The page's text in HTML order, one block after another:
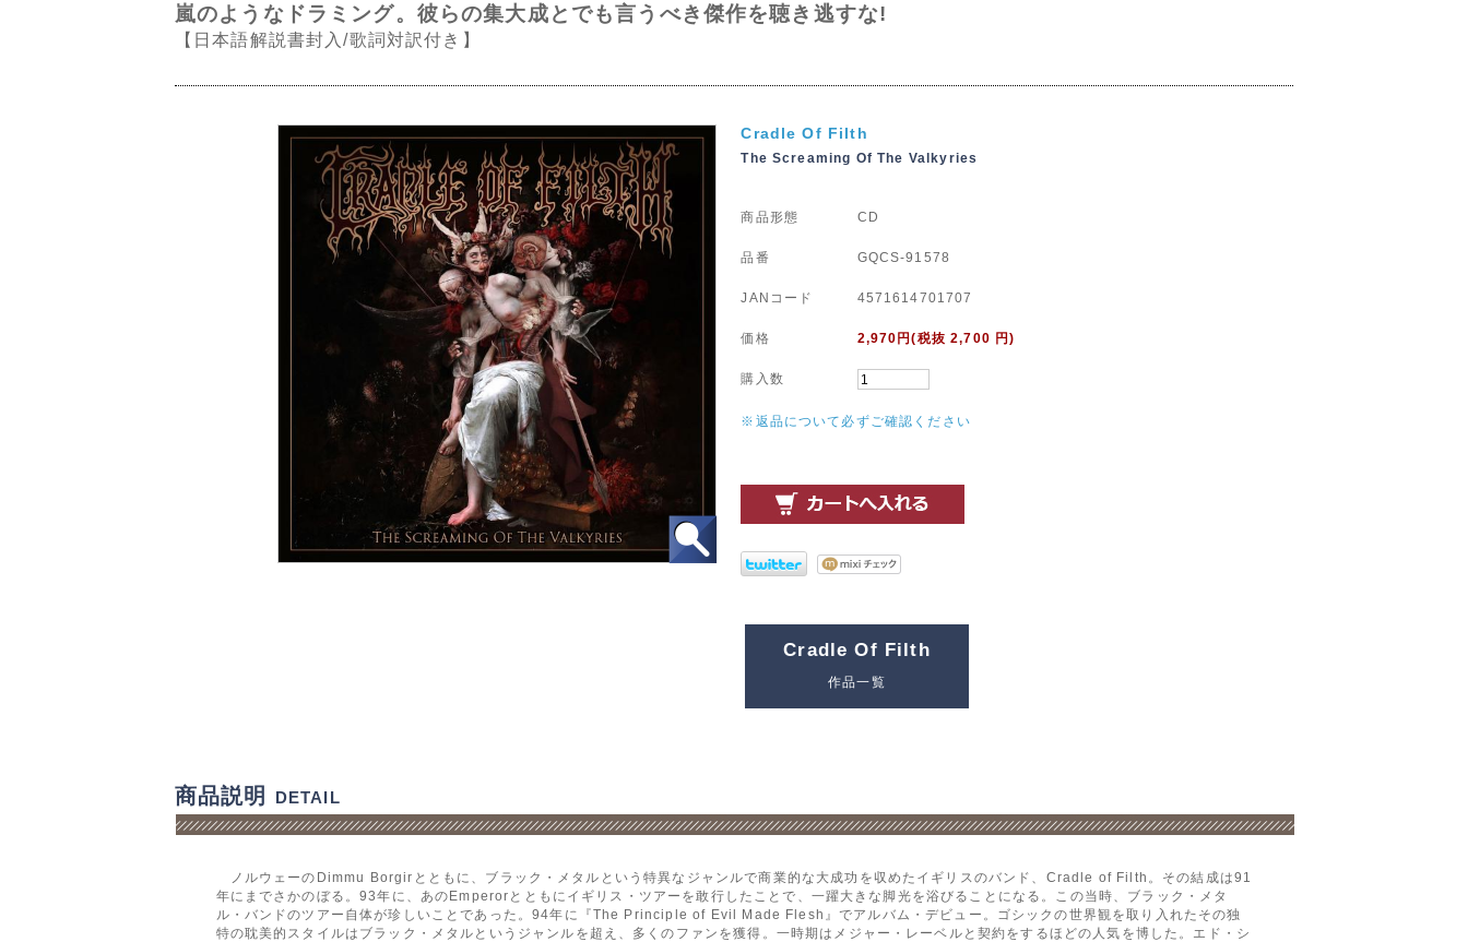
嵐のようなドラミング。彼らの集大成とでも言うべき傑作を聴き逃すな!
【日本語解説書封入/歌詞対訳付き】
Cradle Of Filth
The Screaming Of The Valkyries
商品形態 CD
品番 GQCS-91578
JANコード 4571614701707
価格 2,970 円(税抜 2,700 円)
購入数
※返品について必ずご確認ください
Cradle Of Filth
作品一覧
商品説明 DETAIL
ノルウェーのDimmu Borgirとともに、ブラック・メタルという特異なジャンルで商業的な大成功を収めたイギリスのバンド、Cradle of Filth。その結成は91
年にまでさかのぼる。93年に、あのEmperorとともにイギリス・ツアーを敢行したことで、一躍大きな脚光を浴びることになる。この当時、ブラック・メタ
ル・バンドのツアー自体が珍しいことであった。94年に『The Principle of Evil Made Flesh』でアルバム・デビュー。ゴシックの世界観を取り入れたその独
特の耽美的スタイルはブラック・メタルというジャンルを超え、多くのファンを獲得。一時期はメジャー・レーベルと契約をするほどの人気を博した。エド・シ